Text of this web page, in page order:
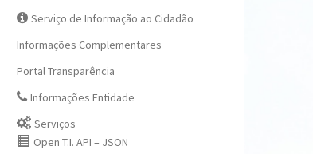
Serviço de Informação ao Cidadão
Informações Complementares
Portal Transparência
Informações Entidade
Serviços
Open T.I. API – JSON